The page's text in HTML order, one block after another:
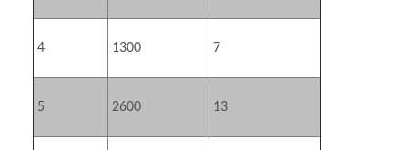
4 1300 7
5 2600 13